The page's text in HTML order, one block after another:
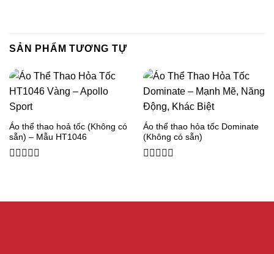
SẢN PHẨM TƯƠNG TỰ
Áo thể thao hoả tốc (Không có
sẵn) – Mẫu HT1046
Áo thể thao hỏa tốc Dominate
(Không có sẵn)